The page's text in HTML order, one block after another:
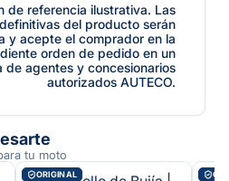
de referencia ilustrativa. Las
del producto serán
y acepte el comprador en la
orden de pedido en un
de agentes y concesionarios
autorizados AUTECO.
tu moto
ORIGINAL